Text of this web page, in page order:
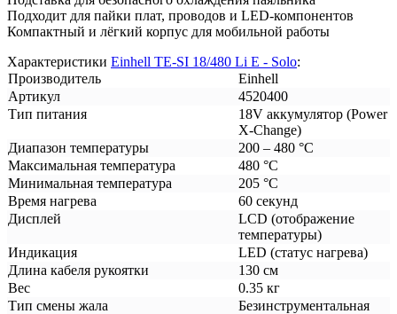
Подходит для пайки плат, проводов и LED-компонентов
Компактный и лёгкий корпус для мобильной работы
Характеристики Einhell TE-SI 18/480 Li E - Solo:
Производитель
Einhell
Артикул
4520400
Тип питания
18V аккумулятор (Power
X-Change)
Диапазон температуры
200 – 480 °C
Максимальная температура
480 °C
Минимальная температура
205 °C
Время нагрева
60 секунд
Дисплей
LCD (отображение
температуры)
Индикация
LED (статус нагрева)
Длина кабеля рукоятки
130 см
Вес
0.35 кг
Тип смены жала
Безинструментальная